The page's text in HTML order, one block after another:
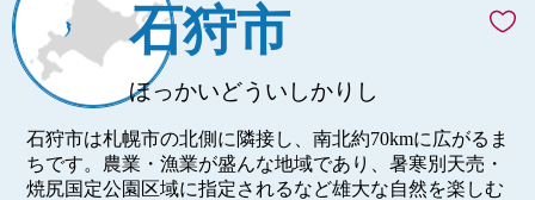
石狩市
ほっかいどういしかりし
石狩市は札幌市の北側に隣接し、南北約70kmに広がるま
ちです。農業・漁業が盛んな地域であり、暑寒別天売・
焼尻国定公園区域に指定されるなど雄大な自然を楽しむ